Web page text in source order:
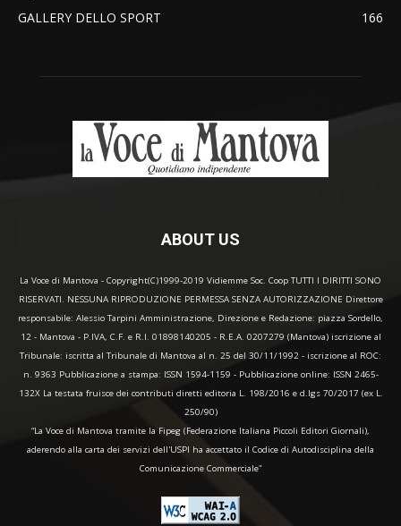
GALLERY DELLO SPORT
166
ABOUT US
La Voce di Mantova - Copyright(C)1999-2019 Vidiemme Soc. Coop TUTTI I DIRITTI SONO
RISERVATI. NESSUNA RIPRODUZIONE PERMESSA SENZA AUTORIZZAZIONE Direttore
responsabile: Alessio Tarpini Amministrazione, Direzione e Redazione: piazza Sordello,
12 - Mantova - P.IVA, C.F. e R.I. 01898140205 - R.E.A. 0207279 (Mantova) iscrizione al
Tribunale: iscritta al Tribunale di Mantova al n. 25 del 30/11/1992 - iscrizione al ROC:
n. 9363 Pubblicazione a stampa: ISSN 1594-1159 - Pubblicazione online: ISSN 2465-
132X La testata fruisce dei contributi diretti editoria L. 198/2016 e d.lgs 70/2017 (ex L.
250/90)
“La Voce di Mantova tramite la Fipeg (Federazione Italiana Piccoli Editori Giornali),
aderendo alla carta dei servizi dell'USPI ha accettato il Codice di Autodisciplina della
Comunicazione Commerciale"